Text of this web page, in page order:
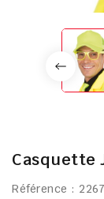
Casquette
Référence :